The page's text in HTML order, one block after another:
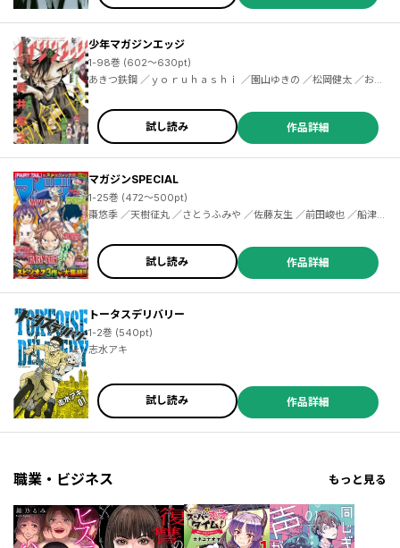
少年マガジンエッジ
1-98巻 (602～630pt)
あきつ鉄鋼 ／ｙｏｒｕｈａｓｈｉ ／園山ゆきの ／松岡健太 ／おしおしお ／EVIL LINE RECORDS ／ｃａｌａｍａｒｉｕｍ ／百瀬祐一郎 ／尚月地 ／若月ジュン ／京極夏彦 ／志水アキ ／トルトネン ／創－ｔａｒｏ ／斎藤八呑 ／鈴木二三江 ／乃々木じぐ ／歩く魚 ／いがやん ／永瀬ようすけ ／ｍｉｉ．ｍ ／川崎順平 ／多喜れい ／けんたうろす ／寺井赤音 ／樋口彰彦 ／小村あゆみ ／武井宏之 ／虎走かける ／田中文 ／ｓｉｇａｍａ ／TOもえ ／田中現兎 ／鴉月ルイ ／名尾生博 ／Ｒ／０、ＭＯＶＩＣ ／阿部花次郎 ／猫又ぬこ ／ひな姫 ／へいろー
試し読み 作品詳細
マガジンSPECIAL
1-25巻 (472～500pt)
棗悠季 ／天樹征丸 ／さとうふみや ／佐藤友生 ／前田峻也 ／船津紳平 ／二駅ずい ／佐木飛朗斗 ／東直輝 ／真島ヒロ ／ＢＯＫＵ ／コージィ城倉 ／金城宗幸 ／芥瀬良せら ／千田大輔 ／上田敦夫 ／堂本裕貴 ／西原梨花 ／小林俊彦 ／七三太朗 ／川三番地 ／ＣＬＡＭＰ ／香椎さおり ／飯島浩介 ／氏家ト全 ／上野春生 ／中村ゆうひ ／梅山たらこ ／植野メグル ／加茂ユウジ ／鈴木央 ／中西達哉 ／牟田洸 ／安藤正基 ／廣田大地 ／京極夏彦 ／志水アキ ／森田俊平 ／瀬尾公治 ／安田剛士
試し読み 作品詳細
トータスデリバリー
1-2巻 (540pt)
志水アキ
試し読み 作品詳細
職業・ビジネス もっと見る